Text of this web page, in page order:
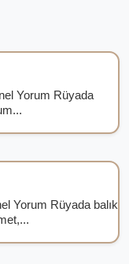
Yorum Rüyada
Yorum Rüyada balık